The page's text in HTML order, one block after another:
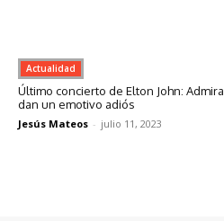
Actualidad
Último concierto de Elton John:
dan un emotivo adiós
Jesús Mateos - julio 11, 2023